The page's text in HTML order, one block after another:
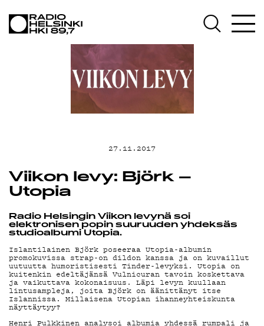
OHJELMAT
TEKIJÄT
ON-DEMAND
PODCAST
MAINOSTA
27.11.2017
Viikon levy: Björk –
Utopia
Radio Helsingin Viikon levynä soi
elektronisen popin suuruuden yhdeksäs
studioalbumi Utopia.
Islantilainen Björk poseeraa Utopia-albumin
promokuvissa strap-on dildon kanssa ja on kuvaillut
uutuutta humoristisesti Tinder-levyksi. Utopia on
kuitenkin edeltäjänsä Vulnicuran tavoin koskettava
ja vaikuttava kokonaisuus. Läpi levyn kuullaan
lintusampleja, joita Björk on äänittänyt itse
Islannissa. Millaisena Utopian ihanneyhteiskunta
näyttäytyy?
Henri Pulkkinen analysoi albumia yhdessä rumpali ja